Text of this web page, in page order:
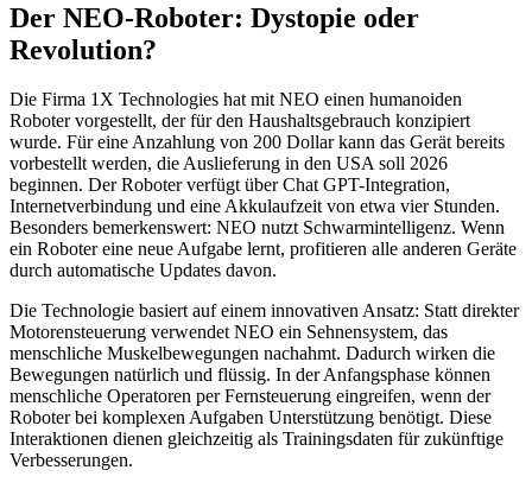
Der NEO-Roboter: Dystopie oder
Revolution?
Die Firma 1X Technologies hat mit NEO einen humanoiden
Roboter vorgestellt, der für den Haushaltsgebrauch konzipiert
wurde. Für eine Anzahlung von 200 Dollar kann das Gerät bereits
vorbestellt werden, die Auslieferung in den USA soll 2026
beginnen. Der Roboter verfügt über Chat GPT-Integration,
Internetverbindung und eine Akkulaufzeit von etwa vier Stunden.
Besonders bemerkenswert: NEO nutzt Schwarmintelligenz. Wenn
ein Roboter eine neue Aufgabe lernt, profitieren alle anderen Geräte
durch automatische Updates davon.
Die Technologie basiert auf einem innovativen Ansatz: Statt direkter
Motorensteuerung verwendet NEO ein Sehnensystem, das
menschliche Muskelbewegungen nachahmt. Dadurch wirken die
Bewegungen natürlich und flüssig. In der Anfangsphase können
menschliche Operatoren per Fernsteuerung eingreifen, wenn der
Roboter bei komplexen Aufgaben Unterstützung benötigt. Diese
Interaktionen dienen gleichzeitig als Trainingsdaten für zukünftige
Verbesserungen.